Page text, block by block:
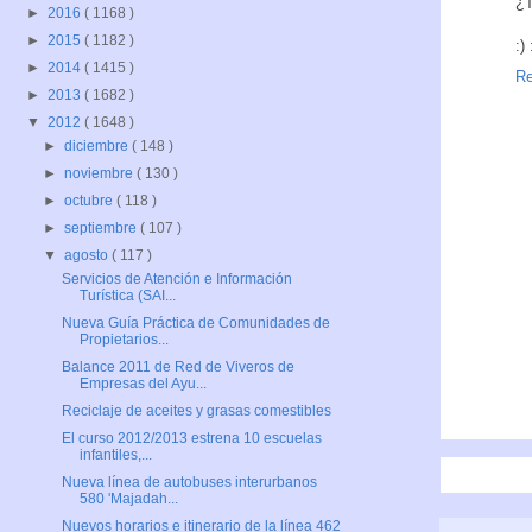
:)
► 2016 ( 1168 )
► 2015 ( 1182 )
► 2014 ( 1415 )
► 2013 ( 1682 )
▼ 2012 ( 1648 )
►diciembre( 148 )
►noviembre( 130 )
►octubre( 118 )
►septiembre( 107 )
▼agosto( 117 )
Servicios de Atención e Información
Turística (SAI...
Nueva Guía Práctica de Comunidades de
Propietarios...
Balance 2011 de Red de Viveros de
Empresas del Ayu...
Reciclaje de aceites y grasas comestibles
El curso 2012/2013 estrena 10 escuelas
infantiles,...
Nueva línea de autobuses interurbanos
580 'Majadah...
Nuevos horarios e itinerario de la línea 462